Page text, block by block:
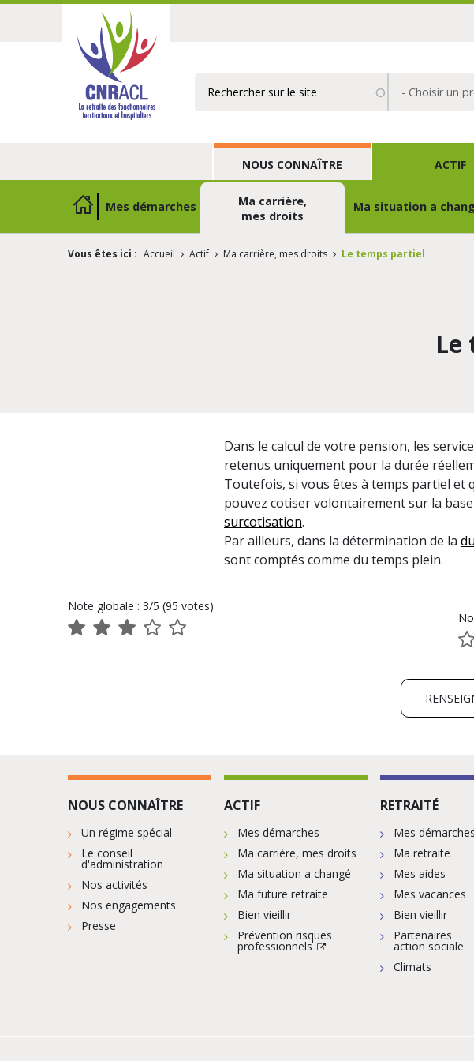
Choisir
profil
NOUS CONNAÎTRE ACTIF
Mes démarches
Ma carrière,
mes droits
Ma situation a
Vous êtes ici : Accueil Actif Ma carrière, mes droits Le temps partiel
Le
Dans le calcul de votre pension, les
retenus uniquement pour la durée
Toutefois, si vous êtes à temps partiel et
pouvez cotiser volontairement sur la
surcotisation.
Par ailleurs, dans la détermination de la
sont comptés comme du temps plein.
Note globale : 3/5 (95 votes)
1 2 3 4
NOUS CONNAÎTRE
Un régime spécial
Le conseil
d'administration
Nos activités
Nos engagements
Presse
ACTIF
Mes démarches
Ma carrière, mes droits
Ma situation a changé
Ma future retraite
Bien vieillir
Prévention risques
professionnels
RETRAITÉ
Mes démarches
Ma retraite
Mes aides
Mes vacances
Bien vieillir
Partenaires
action sociale
Climats